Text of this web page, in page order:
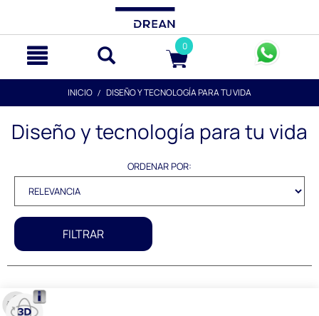
0
INICIO DISEÑO Y TECNOLOGÍA PARA TU VIDA
Diseño y tecnología para tu vida
ORDENAR POR:
FILTRAR